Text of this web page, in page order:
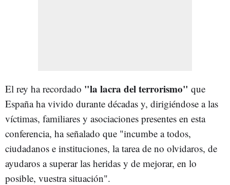
El rey ha recordado "la lacra del terrorismo" que
España ha vivido durante décadas y, dirigiéndose a las
víctimas, familiares y asociaciones presentes en esta
conferencia, ha señalado que "incumbe a todos,
ciudadanos e instituciones, la tarea de no olvidaros, de
ayudaros a superar las heridas y de mejorar, en lo
posible, vuestra situación".